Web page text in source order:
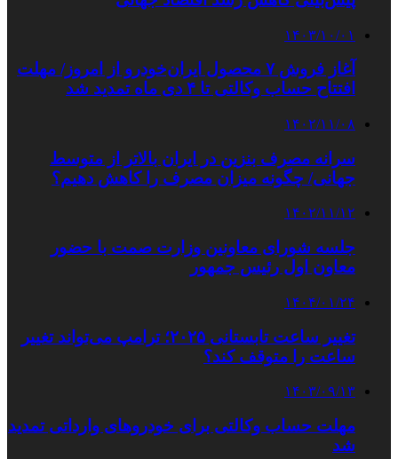
۱۴۰۳/۱۰/۰۱
آغاز فروش ۷ محصول ایران‌خودرو از امروز/ مهلت
افتتاح حساب وکالتی تا ۴ دی ماه تمدید شد
۱۴۰۲/۱۱/۰۸
سرانه مصرف بنزین در ایران بالاتر از متوسط
جهانی/ چگونه میزان مصرف را کاهش دهیم؟
۱۴۰۲/۱۱/۱۲
جلسه شورای معاونین وزارت صمت با حضور
معاون اول رئیس جمهور
۱۴۰۴/۰۱/۲۴
تغییر ساعت تابستانی ۲۰۲۵؛ ترامپ می‌تواند تغییر
ساعت را متوقف کند؟
۱۴۰۳/۰۹/۱۳
مهلت حساب وکالتی برای خودروهای وارداتی تمدید
شد